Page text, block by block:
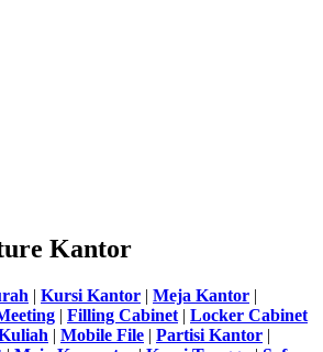
Kantor
| Kursi Kantor | Meja Kantor |
| Filling Cabinet | Locker Cabinet
| Mobile File | Partisi Kantor |